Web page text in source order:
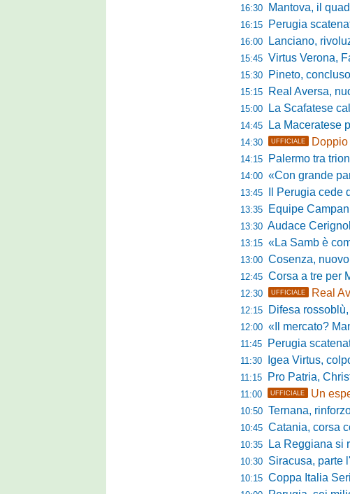
16:30 Mantova, il quadro
16:15 Perugia scatenato
16:00 Lanciano, rivoluzione
15:45 Virtus Verona, Fanini
15:30 Pineto, concluso il
15:15 Real Aversa,
15:00 La Scafatese cala il
14:45 La Maceratese
14:30 UFFICIALE
14:15 Palermo tra trionfo
14:00 «Con grande partecipazione
13:45 Il Perugia cede di
13:35 Equipe
13:30 Audace Cerignola,
13:15 «La Samb è come una
13:00 Cosenza, nuovo
12:45 Corsa a tre per
12:30 UFFICIALE Real
12:15 Difesa
12:00 «Il mercato? Manca
11:45 Perugia
11:30 Igea Virtus, colpo di
11:15 Pro Patria,
11:00 UFFICIALE Un
10:50 Ternana, rinforzo
10:45 Catania, corsa contro il
10:35 La Reggiana si
10:30 Siracusa, parte l'era
10:15 Coppa Italia Serie D 2026/